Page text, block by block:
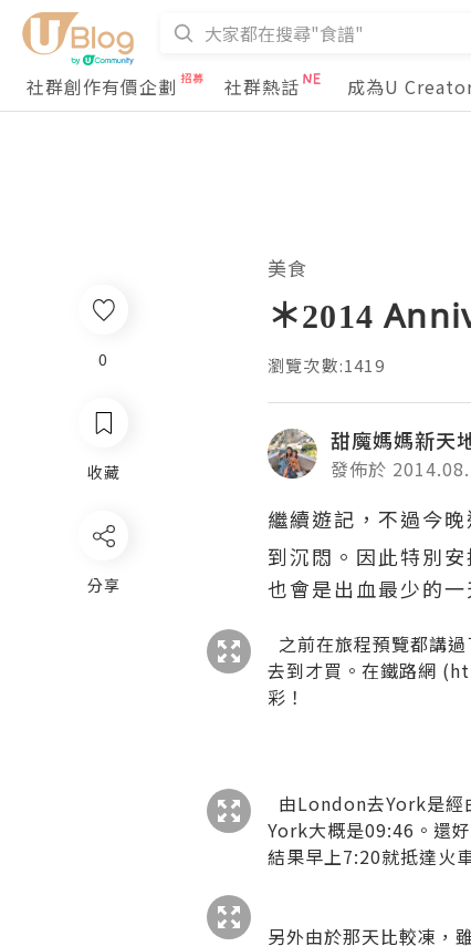
社群創作有價企劃
社群熱話 成為U
0
收藏
分享
美食
＊2014
瀏覽次數:1419
甜魔媽媽新天
發佈於
繼續遊記，不過今
到沉悶。因此特別
也會是出血最少的
之前在旅程預覽都講
去到才買。在鐵路網 (
彩！
由London去York是經
York大概是09:46。還
結果早上7:20就抵達火
另外由於那天比較凍，